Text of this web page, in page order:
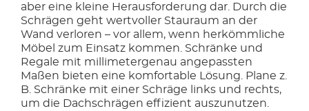
aber eine kleine Herausforderung dar. Durch die
Schrägen geht wertvoller Stauraum an der
Wand verloren – vor allem, wenn herkömmliche
Möbel zum Einsatz kommen. Schränke und
Regale mit millimetergenau angepassten
Maßen bieten eine komfortable Lösung. Plane z.
B. Schränke mit einer Schräge links und rechts,
um die Dachschrägen effizient auszunutzen.